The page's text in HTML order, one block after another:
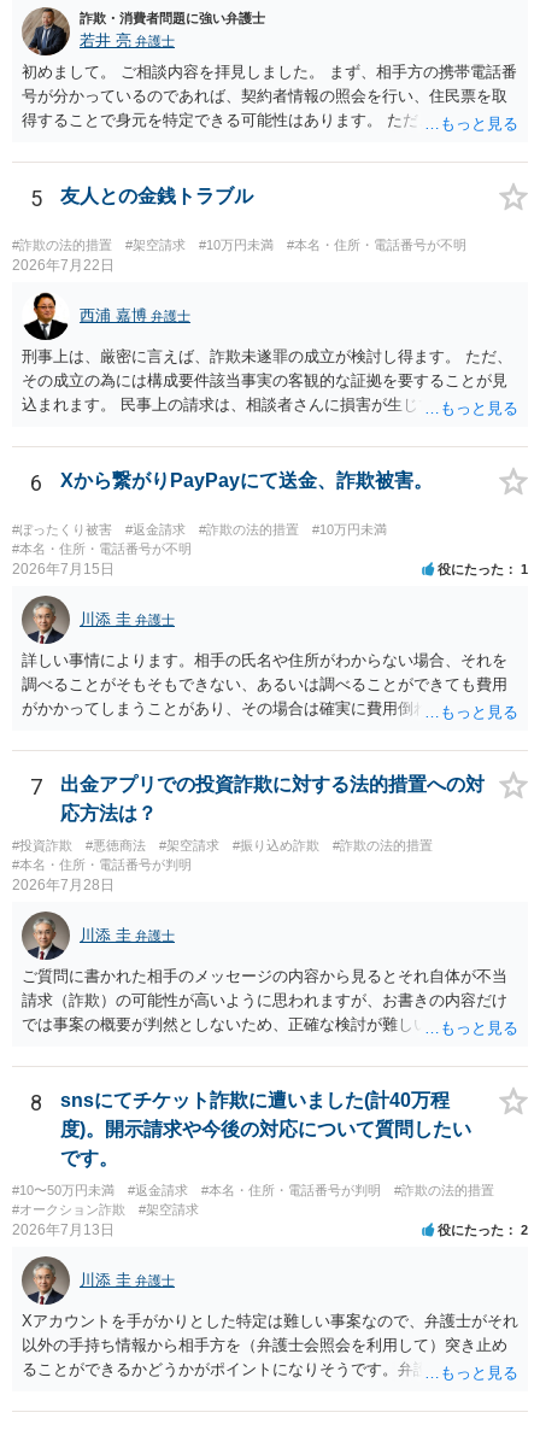
詐欺・消費者問題に強い弁護士
若井 亮 弁護士
初めまして。 ご相談内容を拝見しました。 まず、相手方の携帯電話番
号が分かっているのであれば、契約者情報の照会を行い、住民票を取
得することで身元を特定できる可能性はあります。 ただ、他人名義の
ろです。 LINEについても、詐欺の事案であれば照会できる可能性はあ
りますが、携帯電話の番号を経由する方法より難しくなります。 身元
を特定した後は、返金の理屈があるかどうかを確認していきます。 基
本的に贈与に該当する場合には返金請求ができません。 詐欺を含め、
当方に返金の理屈があるかどうかを確認していきます。 さらに、渡し
た金額について、裏付けがあるかどうかも精査します。 上記を経て、
身元の特定、返金の理屈があると判断できるのであれば、まずは交渉
からスタートすることになるでしょう。 ご理解のとおり、詐欺である
ことの立証は簡単ではありません。 刑事事件化が出来るのであれば、
返金交渉で有利になる可能性がありますが、民事上の詐欺の立証以上
に難しいところがあります。 こちらについては、一度、最寄りの警察
良いかと思います。
5 友人との金銭トラブル
#詐欺の法的措置 #架空請求 #10万円未満 #本名・住所・電話番号が不明
2026年7月22日
西浦 嘉博 弁護士
刑事上は、厳密に言えば、詐欺未遂罪の成立が検討し得ます。 ただ、
その成立の為には構成要件該当事実の客観的な証拠を要することが見
込まれます。 民事上の請求は、相談者さんに損害が生じていない以
い場合、最寄りの法律事務所での相談を検討ください。 上記、ご参考
ください。
6 Xから繋がりPayPayにて送金、詐欺被害。
#ぼったくり被害 #返金請求 #詐欺の法的措置
#10万円未満
#本名・住所・電話番号が不明
2026年7月15日 役にたった 1
川添 圭 弁護士
詳しい事情によります。相手の氏名や住所がわからない場合、それを
調べることがそもそもできない、あるいは調べることができても費用
がかかってしまうことがあり、その場合は確実に費用倒れになりそう
7
出金アプリでの投資詐欺に対する法的措置への対
応方法は？
#投資詐欺 #悪徳商法 #架空請求 #振り込め詐欺
#詐欺の法的措置
#本名・住所・電話番号が判明
2026年7月28日
川添 圭 弁護士
ご質問に書かれた相手のメッセージの内容から見るとそれ自体が不当
請求（詐欺）の可能性が高いように思われますが、お書きの内容だけ
では事案の概要が判然としないため、正確な検討が難しいです。例え
画面を見て貰いながらアドバイスう受けた方が確実です。
8
snsにてチケット詐欺に遭いました(計40万程
度)。開示請求や今後の対応について質問したい
です。
#10〜50万円未満 #返金請求 #本名・住所・電話番号が判明
#詐欺の法的措置
#オークション詐欺
#架空請求
2026年7月13日 役にたった 2
川添 圭 弁護士
Xアカウントを手がかりとした特定は難しい事案なので、弁護士がそれ
以外の手持ち情報から相手方を（弁護士会照会を利用して）突き止め
ることができるかどうかがポイントになりそうです。弁護士による調
せることになるでしょう。見通しについては、実際の資料等を弁護士